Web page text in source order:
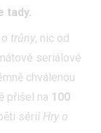
tady.
trůny, nic od
seriálové
chválenou
přišel na 100
sérií Hry o